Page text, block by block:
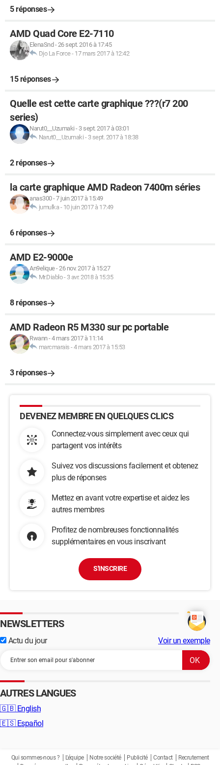
5 réponses
AMD Quad Core E2-7110
ElenaSnd -26 sept. 2016 à 17:45
Djo La Force- 17 mars 2017 à 12:42
15 réponses
Quelle est cette carte graphique ???(r7 200
series)
Narut0__Uzumaki - 3 sept. 2017 à 03:01
Narut0__Uzumaki - 3 sept. 2017 à 18:38
2 réponses
la carte graphique AMD Radeon 7400m séries
anas300-7 juin 2017 à 15:49
jumulka - 10 juin 2017 à 17:49
6 réponses
AMD E2-9000e
An9elique-26 nov. 2017 à 15:27
Mr.Diablo- 3 avr. 2018 à 15:35
8 réponses
AMD Radeon R5 M330 sur pc portable
Rwann-4 mars 2017 à 11:14
marcmarais -4 mars 2017 à 15:53
3 réponses
DEVENEZ MEMBRE EN QUELQUES CLICS
Connectez-vous simplement avec ceux qui
partagent vos intérêts
Suivez vos discussions facilement et obtenez
plus de réponses
Mettez en avant votre expertise et aidez les
autres membres
Profitez de nombreuses fonctionnalités
supplémentaires en vous inscrivant
S'INSCRIRE
NEWSLETTERS
Actu du jour Voir un exemple
AUTRES LANGUES
🇬🇧 English
🇪🇸 Español
Qui sommes-nous ? L'équipe Notre société Publicité Contact
Recrutement